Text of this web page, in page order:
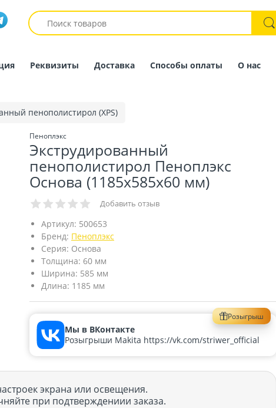
Реквизиты Доставка Способы оплаты О нас
пенополистирол (XPS)
Пеноплэкс
Экструдированный
пенополистирол Пеноплэкс
Основа (1185х585x60 мм)
Добавить отзыв
Артикул: 500653
Бренд: Пеноплэкс
Серия: Основа
Толщина: 60 мм
Ширина: 585 мм
Длина: 1185 мм
Розыгрыш
Мы в ВКонтакте
Розыгрыши Makita https://vk.com/striwer_official
экрана или освещения.
при подтверждениии заказа.